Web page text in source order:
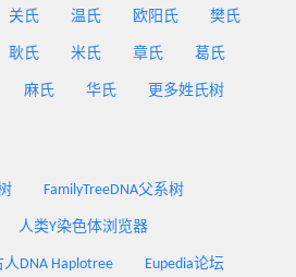
关氏 温氏 欧阳氏 樊氏
耿氏 米氏 章氏 葛氏
麻氏 华氏 更多姓氏树
FamilyTreeDNA父系树
人类Y染色体浏览器
人DNA Haplotree Eupedia论坛